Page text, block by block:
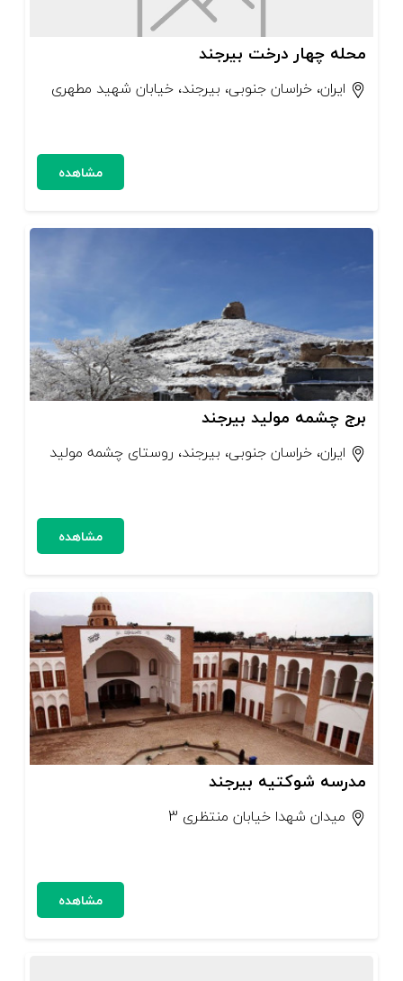
محله چهار درخت بیرجند
ایران، خراسان جنوبی، بیرجند، خیابان شهید مطهری
مشاهده
برج چشمه مولید بیرجند
ایران، خراسان جنوبی، بیرجند، روستای چشمه مولید
مشاهده
مدرسه شوکتیه بیرجند
میدان شهدا خیابان منتظری 3
مشاهده